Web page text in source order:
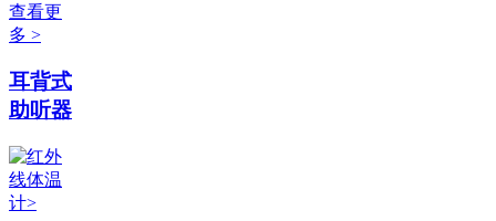
查看更
多 >
耳背式
助听器